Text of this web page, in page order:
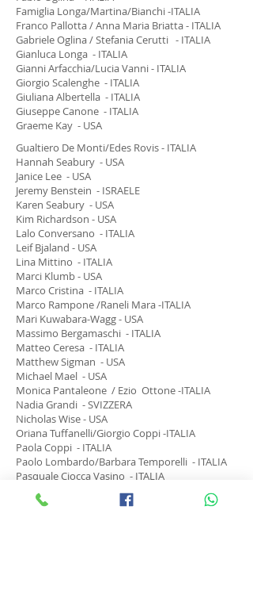
Famiglia Longa/Martina/Bianchi -ITALIA
Franco Pallotta / Anna Maria Briatta - ITALIA
Gabriele Oglina / Stefania Cerutti - ITALIA
Gianluca Longa - ITALIA
Gianni Arfacchia/Lucia Vanni - ITALIA
Giorgio Scalenghe - ITALIA
Giuliana Albertella - ITALIA
Giuseppe Canone - ITALIA
Graeme Kay - USA
Gualtiero De Monti/Edes Rovis - ITALIA
Hannah Seabury - USA
Janice Lee - USA
Jeremy Benstein - ISRAELE
Karen Seabury - USA
Kim Richardson - USA
Lalo Conversano - ITALIA
Leif Bjaland - USA
Lina Mittino - ITALIA
Marci Klumb - USA
Marco Cristina - ITALIA
Marco Rampone /Raneli Mara -ITALIA
Mari Kuwabara-Wagg - USA
Massimo Bergamaschi - ITALIA
Matteo Ceresa - ITALIA
Matthew Sigman - USA
Michael Mael - USA
Monica Pantaleone / Ezio Ottone -ITALIA
Nadia Grandi - SVIZZERA
Nicholas Wise - USA
Oriana Tuffanelli/Giorgio Coppi -ITALIA
Paola Coppi - ITALIA
Paolo Lombardo/Barbara Temporelli - ITALIA
Pasquale Ciocca Vasino - ITALIA
Pierangelo Calini - ITALIA
Raymond Raad - USA